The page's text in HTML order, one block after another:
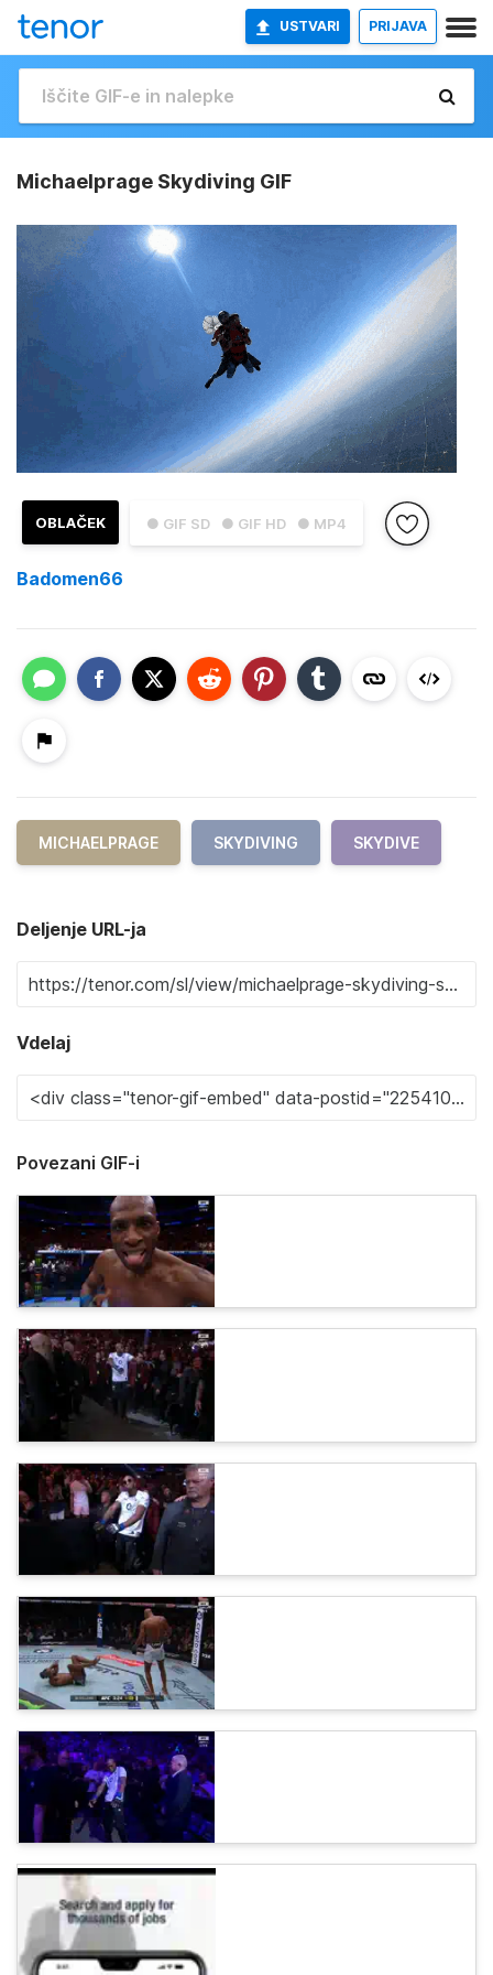
USTVARI PRIJAVA
Michaelprage Skydiving GIF
● GIF SD ● GIF HD ● MP4
OBLAČEK
Badomen66
MICHAELPRAGE SKYDIVING SKYDIVE
Deljenje URL-ja
Vdelaj
Povezani GIF-i